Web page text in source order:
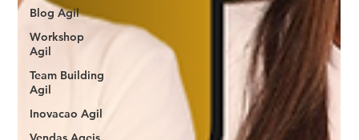
Blog Agil
Workshop
Agil
Team Building
Agil
Inovacao Agil